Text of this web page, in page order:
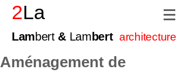
2La
Lambert& Lam bert architecture
Aménagement de